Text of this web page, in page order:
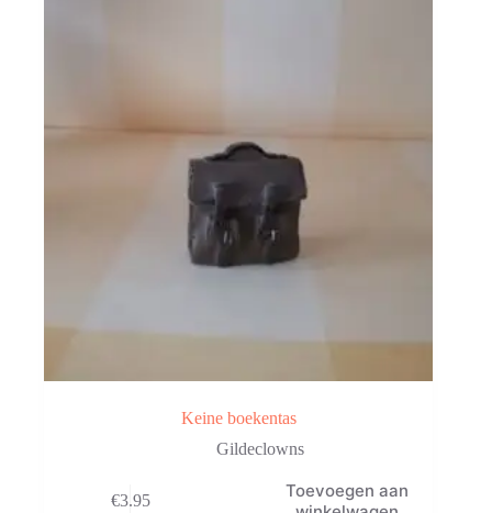
Keine boekentas
Gildeclowns
€3.95
Toevoegen aan